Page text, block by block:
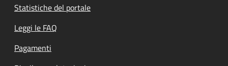
Statistiche del portale
Leggi le FAQ
Pagamenti